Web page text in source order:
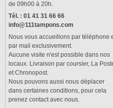
de 09h00 à 20h.
Tél. : 01 41 31 66 66
info@111tampons.com
Nous vous accueillons par téléphone
par mail exclusivement.
Aucune visite n'est possible dans nos
locaux. Livraison par coursier, La
et Chronopost.
Nous pouvons aussi nous déplacer
dans certaines conditions, pour cela
prenez contact avec nous.